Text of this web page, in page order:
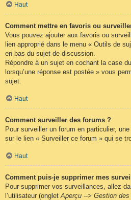
Haut
Comment mettre en favoris ou
Vous pouvez ajouter aux favoris ou
lien approprié dans le menu « Outils de
en bas du sujet de discussion.
Répondre à un sujet en cochant la case
lorsqu’une réponse est postée » vous
sujet.
Haut
Comment surveiller des forums ?
Pour surveiller un forum en particulier,
sur le lien « Surveiller ce forum » qui se
Haut
Comment puis-je supprimer mes
Pour supprimer vos surveillances, allez
l’utilisateur (onglet Aperçu --> Gestion